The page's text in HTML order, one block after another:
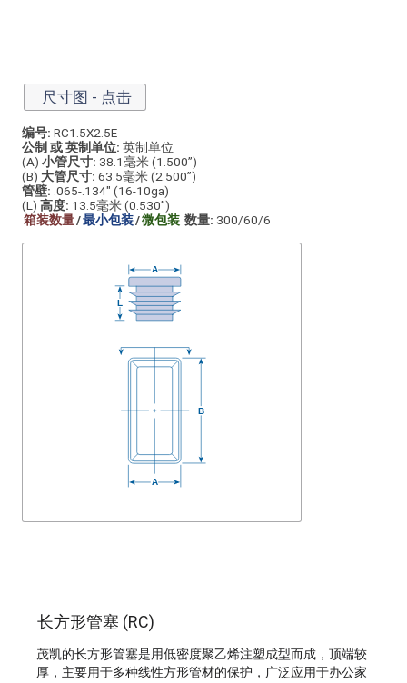
尺寸图 - 点击
编号: RC1.5X2.5E
公制 或 英制单位: 英制单位
(A) 小管尺寸: 38.1毫米 (1.500”)
(B) 大管尺寸: 63.5毫米 (2.500”)
管壁: .065-.134" (16-10ga)
(L) 高度: 13.5毫米 (0.530”)
箱装数量/最小包装/微包装 数量: 300/60/6
长方形管塞 (RC)
茂凯的长方形管塞是用低密度聚乙烯注塑成型而成，顶端较
厚，主要用于多种线性方形管材的保护，广泛应用于办公家